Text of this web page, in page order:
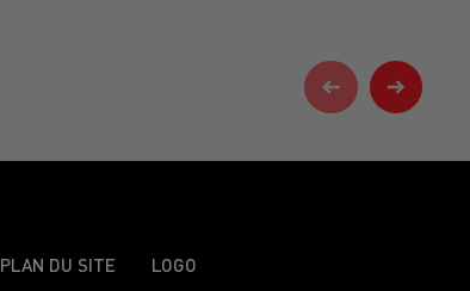
PLAN DU SITE LOGO